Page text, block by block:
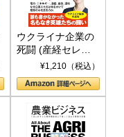
ウクライナ企業の
死闘 (産経セレク
ト S 039)¥1,210（税込）